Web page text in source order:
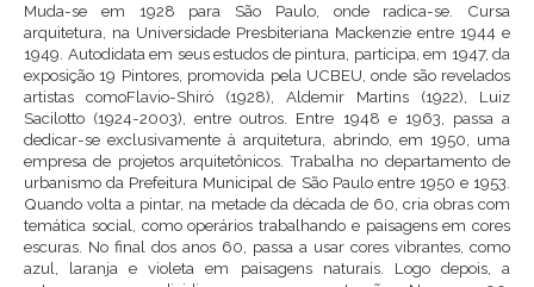
Muda-se em 1928 para São Paulo, onde radica-se. Cursa
arquitetura, na Universidade Presbiteriana Mackenzie entre 1944 e
1949. Autodidata em seus estudos de pintura, participa, em 1947, da
exposição 19 Pintores, promovida pela UCBEU, onde são revelados
artistas comoFlavio-Shiró (1928), Aldemir Martins (1922), Luiz
Sacilotto (1924-2003), entre outros. Entre 1948 e 1963, passa a
dedicar-se exclusivamente à arquitetura, abrindo, em 1950, uma
empresa de projetos arquitetônicos. Trabalha no departamento de
urbanismo da Prefeitura Municipal de São Paulo entre 1950 e 1953.
Quando volta a pintar, na metade da década de 60, cria obras com
temática social, como operários trabalhando e paisagens em cores
escuras. No final dos anos 60, passa a usar cores vibrantes, como
azul, laranja e violeta em paisagens naturais. Logo depois, a